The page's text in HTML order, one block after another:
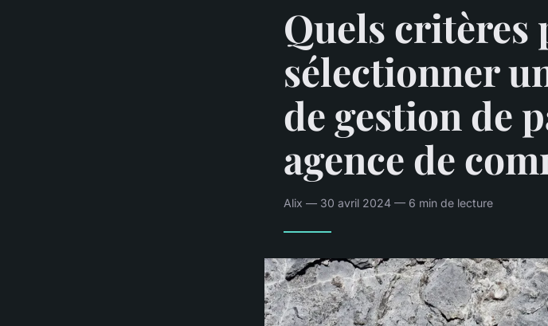
Quels critères
sélectionner
de gestion de
agence de
Alix — 30 avril 2024 — 6 min de lecture